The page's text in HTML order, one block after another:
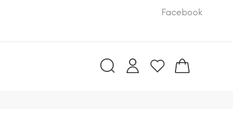
Pensez à nous communiquer le numéro VIN
Facebook